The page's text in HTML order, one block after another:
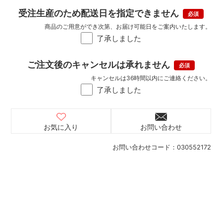
お問い合わせコード： 030552172
受注生産のため配送日を指定できません
了承しました
商品のご用意ができ次第、お届け可能日をご案内いたします。
ご注文後のキャンセルは承れません
了承しました
キャンセルは36時間以内にご連絡ください。
お気に入り お問い合わせ